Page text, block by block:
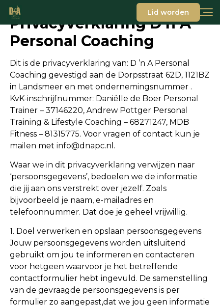
Lid worden
Privacyverklaring D n A
Personal Coaching
Dit is de privacyverklaring van: D ’n A Personal
Coaching gevestigd aan de Dorpsstraat 62D, 1121BZ
in Landsmeer en met ondernemingsnummer .
KvK-inschrijfnummer: Daniëlle de Boer Personal
Trainer – 37146220, Andrew Pottger Personal
Training & Lifestyle Coaching – 68271247, MDB
Fitness – 81315775. Voor vragen of contact kun je
mailen met info@dnapc.nl.
Waar we in dit privacyverklaring verwijzen naar
‘persoonsgegevens’, bedoelen we de informatie
die jij aan ons verstrekt over jezelf. Zoals
bijvoorbeeld je naam, e-mailadres en
telefoonnummer. Dat doe je geheel vrijwillig.
1. Doel verwerken en opslaan persoonsgegevens
Jouw persoonsgegevens worden uitsluitend
gebruikt om jou te informeren en contacteren
voor hetgeen waarvoor je het betreffende
contactformulier hebt ingevuld. De samenstelling
van de gevraagde persoonsgegevens is per
formulier zo aangepast,dat we jou geen informatie